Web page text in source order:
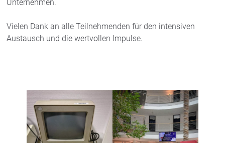
Unternehmen.
Vielen Dank an alle Teilnehmenden für den intensiven
Austausch und die wertvollen Impulse.